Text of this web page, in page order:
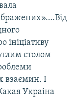
ініціативу
столом
взаємин. І
Украіна